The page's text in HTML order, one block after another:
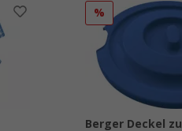
%
Berger Deckel zu